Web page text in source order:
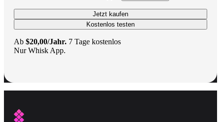
Jetzt kaufen
Kostenlos testen
Ab $20,00/Jahr. 7 Tage kostenlos
Nur Whisk App.